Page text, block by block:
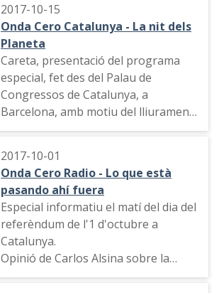
Madrid-Sevilla) a La Liga TV. Repàs a
la seva trajectòria professional
2017-10-15
Onda Cero Catalunya - La nit dels
Planeta
Careta, presentació del programa
especial, fet des del Palau de
Congressos de Catalunya, a
Barcelona, amb motiu del lliurament
del Premi Planeta de Novel·la.
Ambient al "hall" del Palau de
Congressos amb entrevistes a Risto
Mejide i Miquel Iceta
2017-10-01
Onda Cero Radio - Lo que està
pasando ahí fuera
Especial informatiu el matí del dia del
referèndum de l'1 d'octubre a
Catalunya.
Opinió de Carlos Alsina sobre la
jornada, situació als col·legis